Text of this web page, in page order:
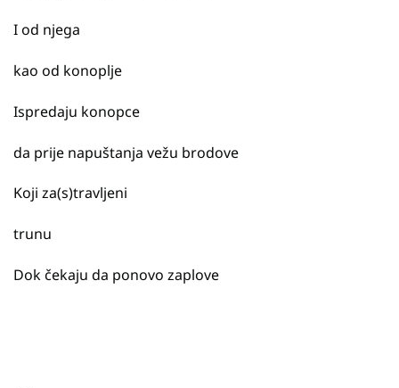
I od njega
kao od konoplje
Ispredaju konopce
da prije napuštanja vežu brodove
Koji za(s)travljeni
trunu
Dok čekaju da ponovo zaplove